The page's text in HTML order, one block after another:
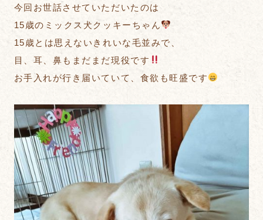
今回お世話させていただいたのは
15歳のミックス犬クッキーちゃん
15歳とは思えないきれいな毛並みで、
目、耳、鼻もまだまだ現役です
お手入れが行き届いていて、食欲も旺盛です